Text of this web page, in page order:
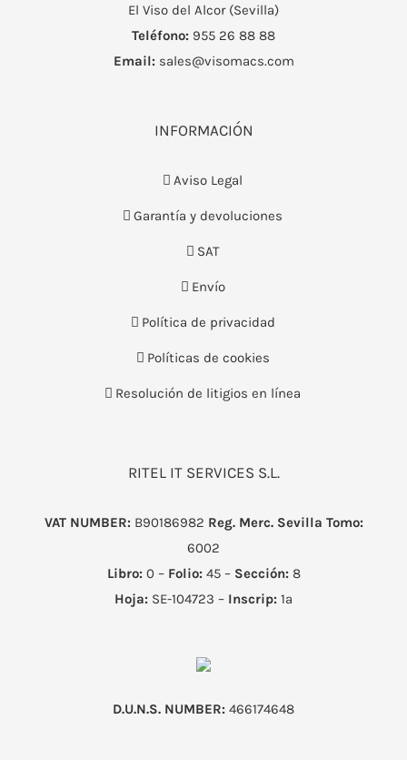
El Viso del Alcor (Sevilla)
Teléfono: 955 26 88 88
Email:sales@visomacs.com
INFORMACIÓN
Aviso Legal
Garantía y devoluciones
SAT
Envío
Política de privacidad
Políticas de cookies
Resolución de litigios en línea
RITEL IT SERVICES S.L.
VAT NUMBER:B90186982 Reg. Merc. Sevilla Tomo:
6002
Libro:0 – Folio:45 – Sección:8
Hoja: SE-104723 – Inscrip: 1ª
D.U.N.S. NUMBER: 466174648